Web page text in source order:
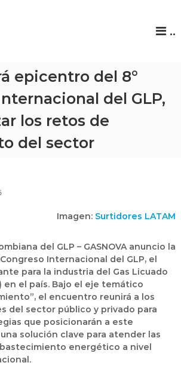
P
..
epicentro del 8°
del GLP,
los retos de
del sector
Imagen: Surtidores LATAM
del GLP – GASNOVA anuncio la
Internacional del GLP, el
para la industria del Gas Licuado
en el país. Bajo el eje temático
el encuentro reunirá a los
del sector público y privado para
que posicionarán a este
solución clave para atender las
energético a nivel